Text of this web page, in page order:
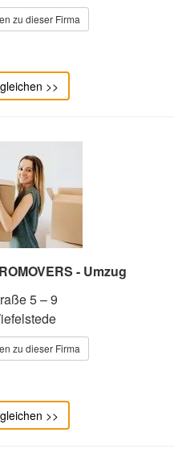
zu dieser Firma
>>
- Umzug
5 – 9
zu dieser Firma
>>